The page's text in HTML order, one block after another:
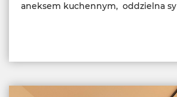
aneksem kuchennym, oddzielna sy